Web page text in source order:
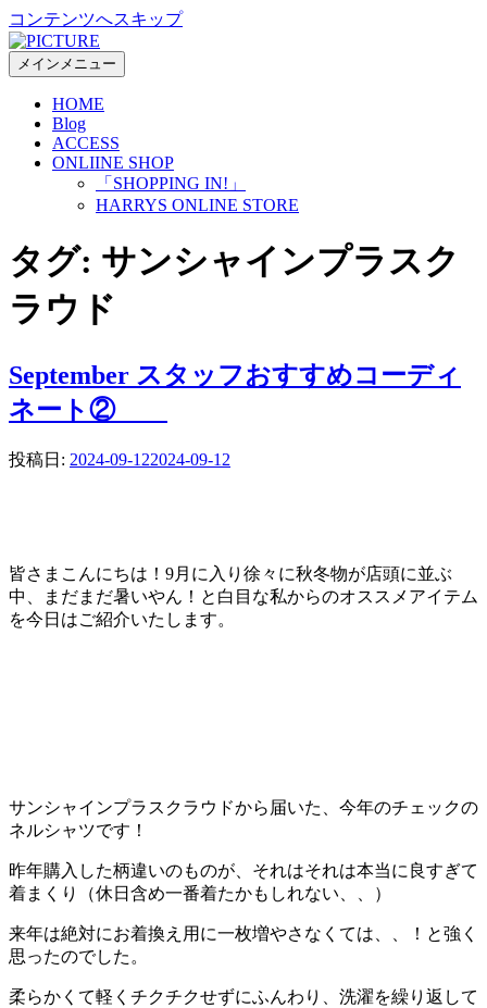
コンテンツへスキップ
メインメニュー
HOME
Blog
ACCESS
ONLIINE SHOP
「SHOPPING IN!」
HARRYS ONLINE STORE
タグ: サンシャインプラスク
ラウド
September スタッフおすすめコーディ
ネート②
投稿日: 2024-09-122024-09-12
皆さまこんにちは！9月に入り徐々に秋冬物が店頭に並ぶ
中、まだまだ暑いやん！と白目な私からのオススメアイテム
を今日はご紹介いたします。
サンシャインプラスクラウドから届いた、今年のチェックの
ネルシャツです！
昨年購入した柄違いのものが、それはそれは本当に良すぎて
着まくり（休日含め一番着たかもしれない、、）
来年は絶対にお着換え用に一枚増やさなくては、、！と強く
思ったのでした。
柔らかくて軽くチクチクせずにふんわり、洗濯を繰り返して